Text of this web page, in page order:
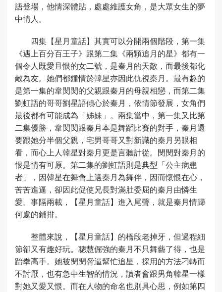
語登場，他情深體貼，處處維護女角，是大眾女生的夢
中情人。
四集【星月童話】其實可以分開兩個階段，第一集
《遇上百分百王子》跟第二集《兩顆追月的星》都有一
個令人既愛且恨的女二號，是秦月的天敵，而最後都化
敵為友。她們都鍾情於韓星亦因此仇視秦月。最有趣的
是第一集的韋閔閔的父親跟秦月的母親相戀，而第二集
劉虹語的哥哥劉星語傾心於秦月，依情節發展，女角們
最後都有可能成為「姊妹」。兩集當中，第一集又比第
二集優勝，韋閔閔跟秦月本是舞蹈比賽的對手，秦月還
要跟她分半個父親，宅男哥哥又對新識的秦月另眼相
看，而心上人韓星對秦月更是言聽計從。閔閔對秦月的
恨是情有可原。第二集的劉虹語則是典型「公主病患
者」，因韓星在舞會上選秦月為舞伴，因而懷恨在心，
苦苦進逼，卻因此促使兄長對滿肚委屈的秦月由憐生
愛。事隔兩載，【星月童話】進入尾聲，就是秦月情歸
何處的鋪排。
整體來說，【星月童話】的橋段老掉牙，但過程細
節卻又有趣好玩。聰慧倔強的秦月不只舞藝了得，也是
跆拳高手。她被閔閔脅逼幫忙追星，採用的方法刁轉而
不討厭，也有急中生智的情況，讀者會跟男角韓星一樣
對她又愛又恨。而在人物的命名也別具心思，例如第四